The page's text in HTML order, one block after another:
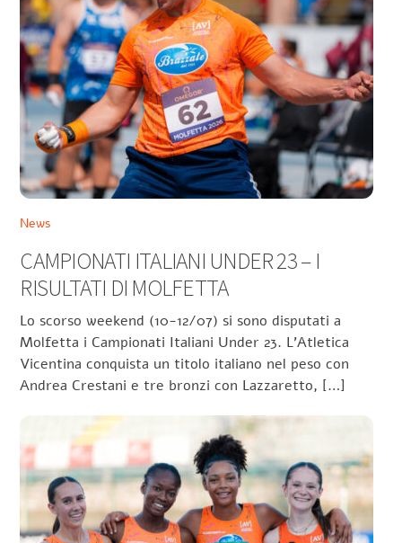
News
CAMPIONATI ITALIANI UNDER 23 – I
RISULTATI DI MOLFETTA
Lo scorso weekend (10-12/07) si sono disputati a
Molfetta i Campionati Italiani Under 23. L’Atletica
Vicentina conquista un titolo italiano nel peso con
Andrea Crestani e tre bronzi con Lazzaretto, […]